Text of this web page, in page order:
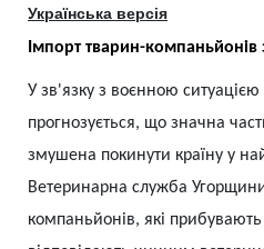
Українська версія
Імпорт тварин-компаньйонів
У зв'язку з воєнною ситуацією
прогнозується, що значна
змушена покинути країну у
Ветеринарна служба
компаньйонів, які